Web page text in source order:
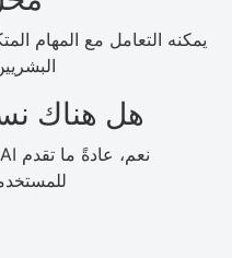
يمكنه التعامل مع المهام
هل هناك